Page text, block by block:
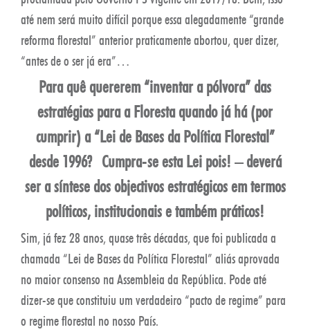
até nem será muito difícil porque essa alegadamente “grande
reforma florestal” anterior praticamente abortou, quer dizer,
“antes de o ser já era”…
Para quê quererem “inventar a pólvora” das
estratégias para a Floresta quando já há (por
cumprir) a “Lei de Bases da Política Florestal”
desde 1996? Cumpra-se esta Lei pois! – deverá
ser a síntese dos objectivos estratégicos em termos
políticos, institucionais e também práticos!
Sim, já fez 28 anos, quase três décadas, que foi publicada a
chamada “Lei de Bases da Política Florestal” aliás aprovada
no maior consenso na Assembleia da República. Pode até
dizer-se que constituiu um verdadeiro “pacto de regime” para
o regime florestal no nosso País.